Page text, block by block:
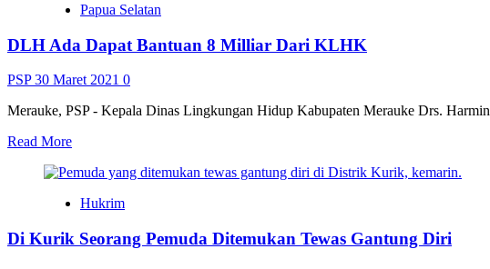
Sawah
Banjir,
di
Yabamaru
Papua Selatan
DLH Ada Dapat Bantuan 8 Milliar Dari KLHK
PSP30 Maret 2021 0
Merauke, PSP - Kepala Dinas Lingkungan Hidup Kabupaten Merauke Drs.
Read MoreRead
about
Ada
Bantuan
Hukrim
Di Kurik Seorang Pemuda Ditemukan Tewas Gantung Diri